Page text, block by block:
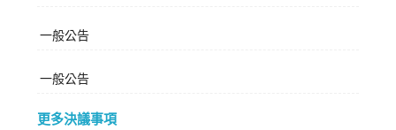
一般公告
一般公告
更多決議事項